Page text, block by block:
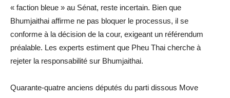
« faction bleue » au Sénat, reste incertain. Bien que
Bhumjaithai affirme ne pas bloquer le processus, il se
conforme à la décision de la cour, exigeant un référendum
préalable. Les experts estiment que Pheu Thai cherche à
rejeter la responsabilité sur Bhumjaithai.
Quarante-quatre anciens députés du parti dissous Move